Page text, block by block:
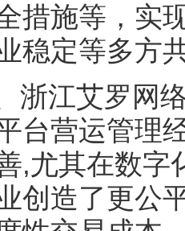
措施等，实
稳定等多方
浙江艾罗网
台营运管理
,尤其在数字
创造了更公